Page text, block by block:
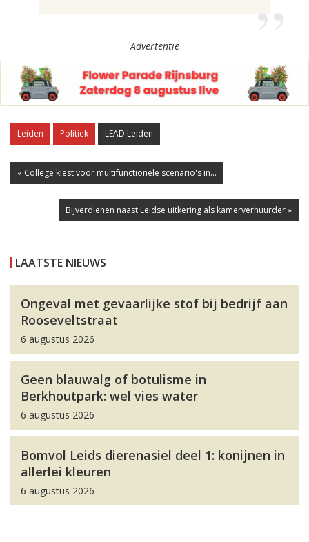
Advertentie
Leiden Politiek LEAD Leiden
« College kiest voor multifunctionele scenario's in...
Bijverdienen naast Leidse uitkering als kamerverhuurder »
LAATSTE NIEUWS
Ongeval met gevaarlijke stof bij bedrijf aan
Rooseveltstraat
6 augustus 2026
Geen blauwalg of botulisme in
Berkhoutpark: wel vies water
6 augustus 2026
Bomvol Leids dierenasiel deel 1: konijnen in
allerlei kleuren
6 augustus 2026